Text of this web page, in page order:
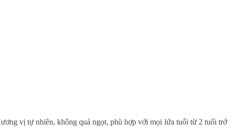
vị tự nhiên, không quá ngọt, phù hợp với mọi lứa tuổi từ 2 tuổi trở